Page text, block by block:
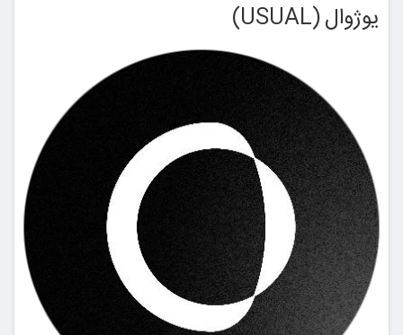
یوژوال (USUAL)